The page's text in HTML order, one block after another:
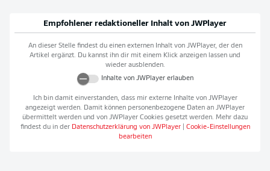
Empfohlener redaktioneller Inhalt von JWPlayer
An dieser Stelle findest du einen externen Inhalt von JWPlayer, der den
Artikel ergänzt. Du kannst ihn dir mit einem Klick anzeigen lassen und
wieder ausblenden.
Inhalte von JWPlayererlauben
Ich bin damit einverstanden, dass mir externe Inhalte von JWPlayer
angezeigt werden. Damit können personenbezogene Daten an JWPlayer
übermittelt werden und von JWPlayer Cookies gesetzt werden. Mehr dazu
findest du in der Datenschutzerklärung von JWPlayer| Cookie-Einstellungen
bearbeiten